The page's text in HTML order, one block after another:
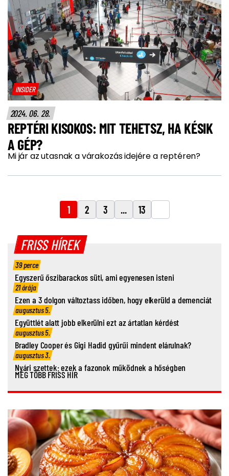
INSIDER
2024. 06. 28.
REPTÉRI KISOKOS: MIT TEHETSZ, HA KÉSIK
A GÉP?
Mi jár az utasnak a várakozás idejére a reptéren?
1 2 3 ... 13
FRISS HÍREK
39 perce
Egyszerű őszibarackos süti, ami egyenesen isteni
21 órája
Ezen a 3 dolgon változtass időben, hogy elkerüld a demenciát
augusztus 5.
Együttlét alatt jobb elkerülni ezt az ártatlan kérdést
augusztus 5.
Bradley Cooper és Gigi Hadid gyűrűi mindent elárulnak?
augusztus 3.
Nyári szettek: ezek a fazonok működnek a hőségben
MÉG TÖBB FRISS HÍR